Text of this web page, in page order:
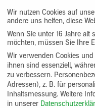
Downloads
Wir nutzen Cookies auf
andere uns helfen, diese
Wenn Sie unter 16 Jahre
möchten, müssen Sie Ihre
Wir verwenden Cookies
ihnen sind essenziell,
zu verbessern.
Adressen), z. B. für
Inhaltsmessung. Weitere
in unserer